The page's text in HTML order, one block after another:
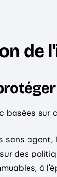
de
basées
sans
des
à